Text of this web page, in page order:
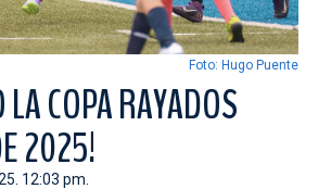
Foto: Hugo Puente
LA COPA RAYADOS
2025!
12:03 pm.